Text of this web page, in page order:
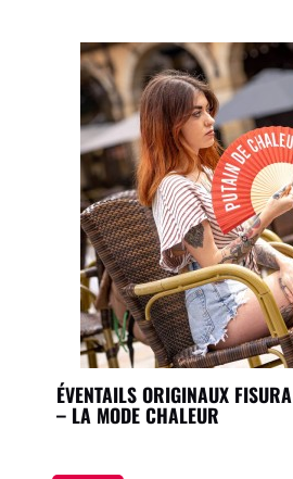
ÉVENTAILS ORIGINAUX FISURA
– LA MODE CHALEUR